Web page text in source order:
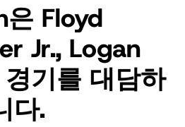
은 Floyd
Jr., Logan
기를 대담하
다.